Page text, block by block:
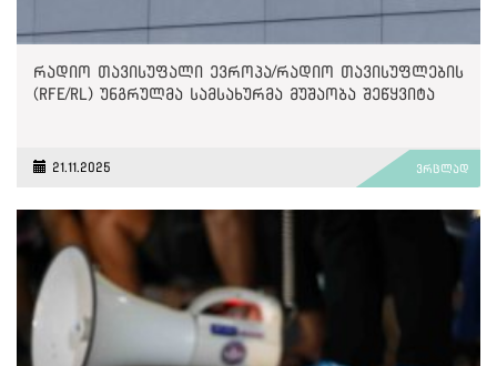
რადიო თავისუფალი ევროპა/რადიო თავისუფლების
(RFE/RL) უნგრულმა სამსახურმა მუშაობა შეწყვიტა
21.11.2025 ვრცლად